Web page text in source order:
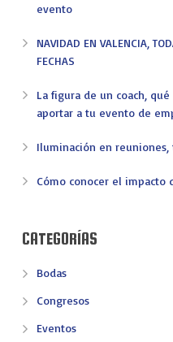
evento
NAVIDAD EN VALENCIA,
FECHAS
La figura de un coach,
aportar a tu evento de
Iluminación en
Cómo conocer el
CATEGORÍAS
Bodas
Congresos
Eventos